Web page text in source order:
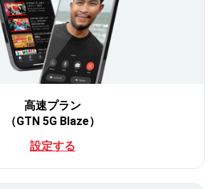
高速プラン
（GTN 5G Blaze）
設定する